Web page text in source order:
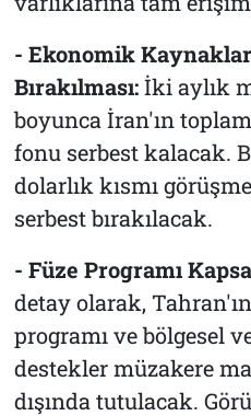
- Ekonomik
Bırakılması:İki aylık
boyunca İran'ın
fonu serbest kalacak.
dolarlık kısmı
serbest bırakılacak.
- Füze Programı
detay olarak,
programı ve bölgesel
destekler müzakere
dışında tutulacak.